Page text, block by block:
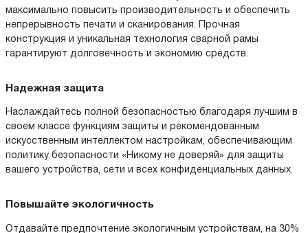
максимально повысить производительность и обеспечить
непрерывность печати и сканирования. Прочная
конструкция и уникальная технология сварной рамы
гарантируют долговечность и экономию средств.
Надежная защита
Наслаждайтесь полной безопасностью благодаря лучшим в
своем классе функциям защиты и рекомендованным
искусственным интеллектом настройкам, обеспечивающим
политику безопасности «Никому не доверяй» для защиты
вашего устройства, сети и всех конфиденциальных данных.
Повышайте экологичность
Отдавайте предпочтение экологичным устройствам, на 30%